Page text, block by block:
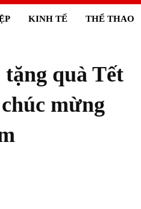
KINH TẾ THỂ THAO
quà Tết
mừng